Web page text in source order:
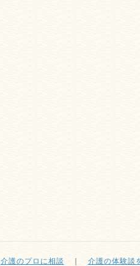
介護のプロに相談 介護の体験談